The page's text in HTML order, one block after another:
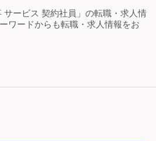
ービス 契約社員」の転職・求人情
ワードからも転職・求人情報をお